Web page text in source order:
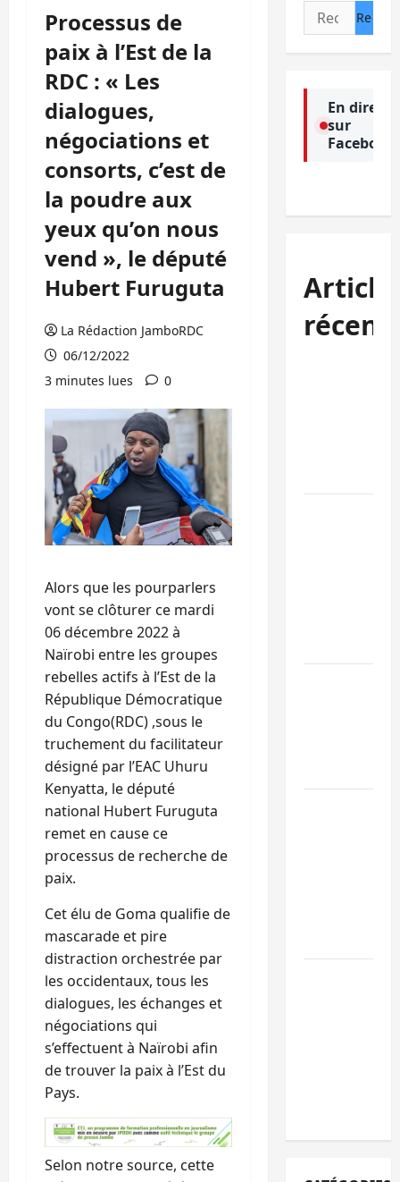
Processus de
paix à l’Est de la
RDC : « Les
dialogues,
négociations et
consorts, c’est de
la poudre aux
yeux qu’on nous
vend », le député
Hubert Furuguta
La Rédaction JamboRDC
06/12/2022
3 minutes lues
0
Alors que les pourparlers
vont se clôturer ce mardi
06 décembre 2022 à
Naïrobi entre les groupes
rebelles actifs à l’Est de la
République Démocratique
du Congo(RDC) ,sous le
truchement du facilitateur
désigné par l’EAC Uhuru
Kenyatta, le député
national Hubert Furuguta
remet en cause ce
processus de recherche de
paix.
Cet élu de Goma qualifie de
mascarade et pire
distraction orchestrée par
les occidentaux, tous les
dialogues, les échanges et
négociations qui
s’effectuent à Naïrobi afin
de trouver la paix à l’Est du
Pays.
Selon notre source, cette
Rechercher :
En direct
sur
Facebook